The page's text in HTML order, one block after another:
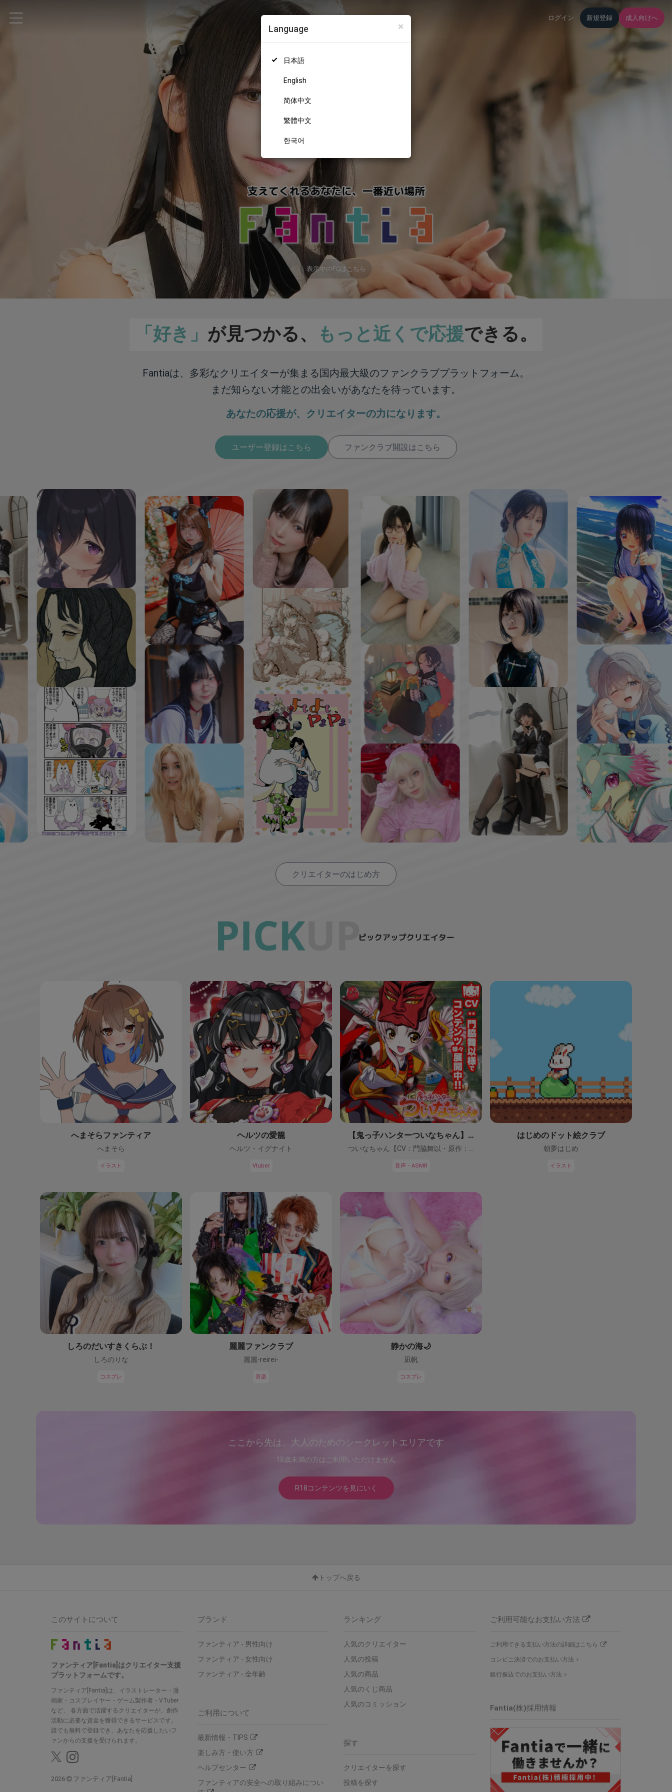
×
Language
日本語
English
简体中文
繁體中文
한국어
ログイン 新規登録 成人向けへ
表示中のFCはこちら
「好き」 が見つかる、 もっと近くで応援できる。
Fantiaは、多彩なクリエイターが集まる国内最大級のファンクラブプラットフォーム。
まだ知らない才能との出会いがあなたを待っています。
あなたの応援が、 クリエイターの力になります。
ユーザー登録はこちら ファンクラブ開設はこちら
クリエイターのはじめ方
へまそらファンティア
へまそら
イラスト
ヘルツの愛籠
ヘルツ・イグナイト
Vtuber
【鬼っ子ハンターついなちゃん】（CV：門脇舞以）プロジェクト！
音声・ASMR
はじめのドット絵クラブ
朝夢はじめ
イラスト
しろのだいすきくらぶ！
しろのりな
コスプレ
麗麗ファンクラブ
麗麗-reirei-
音楽
静かの海🌙
凪帆
コスプレ
ここから先は、大人のためのシークレットエリアです
18歳未満の方はご利用いただけません
R18コンテンツを見にいく
トップへ戻る
ブランド
ファンティア - 男性向け
ファンティア - 女性向け
ファンティア - 全年齢
ご利用について
最新情報・TIPS
楽しみ方・使い方
ヘルプセンター
ファンティアの安全への取り組みについ
ランキング
人気のクリエイター
人気の投稿
人気の商品
人気のくじ商品
人気のコミッション
探す
クリエイターを探す
投稿を探す
ご利用可能なお支払い方法
ご利用できる支払い方法の詳細はこちら
コンビニ決済でのお支払い方法
銀行振込でのお支払い方法
Fantia(株)採用情報
このサイトについて
ファンティア[Fantia]はクリエイター支援
プラットフォームです。
ファンティア[Fantia]は、イラストレーター・漫
画家・コスプレイヤー・ゲーム製作者・VTuber
など、 各方面で活躍するクリエイターが、創作
活動に必要な資金を獲得できるサービスです。
誰でも無料で登録でき、あなたを応援したいフ
ァンからの支援を受けられます。
2026 ファンティア[Fantia]